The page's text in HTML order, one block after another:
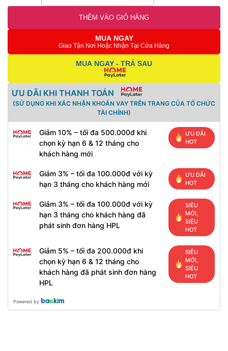
THÊM VÀO GIỎ HÀNG
MUA NGAY
Giao Tận Nơi Hoặc Nhận Tại Cửa Hàng
MUA NGAY - TRẢ SAU
ƯU ĐÃI KHI THANH TOÁN
(SỬ DỤNG KHI XÁC NHẬN KHOẢN VAY TRÊN TRANG CỦA TỔ CHỨC
TÀI CHÍNH)
Giảm 10% – tối đa 500.000đ khi
chọn kỳ hạn 6 & 12 tháng cho
khách hàng mới
ƯU ĐÃI
HOT
Giảm 3% – tối đa 100.000đ với kỳ
hạn 3 tháng cho khách hàng mới
ƯU ĐÃI
HOT
Giảm 3% – tối đa 100.000đ với kỳ
hạn 3 tháng cho khách hàng đã
phát sinh đơn hàng HPL
SIÊU
MỚI,
SIÊU
HOT
Giảm 5% – tối đa 200.000đ khi
chọn kỳ hạn 6 & 12 tháng cho
khách hàng đã phát sinh đơn hàng
HPL
SIÊU
MỚI,
SIÊU
HOT
Powered by